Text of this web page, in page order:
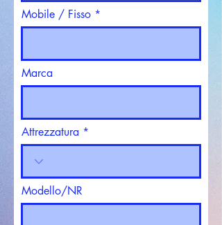
Mobile / Fisso
Marca
Attrezzatura
Modello/NR